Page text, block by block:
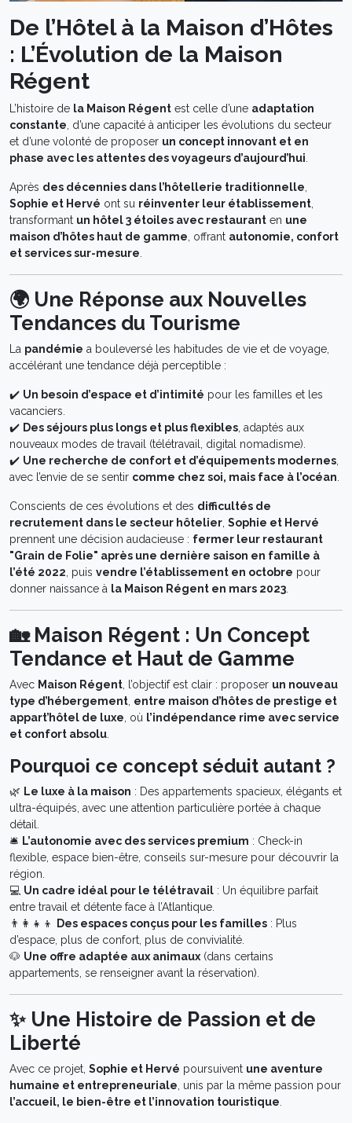
De l’Hôtel à la Maison d’Hôtes
: L’Évolution de la Maison
Régent
L’histoire de la Maison Régent est celle d’une adaptation
constante , d’une capacité à anticiper les évolutions du secteur
et d’une volonté de proposer un concept innovant et en
phase avec les attentes des voyageurs d’aujourd’hui
Après des décennies dans l’hôtellerie traditionnelle
Sophie et Hervé ont su réinventer leur établissement
transformant un hôtel 3 étoiles avec restaurant en une
maison d’hôtes haut de gamme , offrant autonomie, confort
et services sur-mesure
🌍 Une Réponse aux Nouvelles
Tendances du Tourisme
La pandémie a bouleversé les habitudes de vie et de voyage,
accélérant une tendance déjà perceptible :
✔️ Un besoin d’espace et d’intimité pour les familles et les
vacanciers.
✔️ Des séjours plus longs et plus flexibles , adaptés aux
nouveaux modes de travail (télétravail, digital nomadisme).
✔️ Une recherche de confort et d’équipements modernes
avec l’envie de se sentir comme chez soi, mais face à l’océan
Conscients de ces évolutions et des difficultés de
recrutement dans le secteur hôtelier Sophie et Hervé
prennent une décision audacieuse : fermer leur restaurant
"Grain de Folie" après une dernière saison en famille à
l’été 2022 , puis vendre l’établissement en octobre pour
donner naissance à la Maison Régent en mars 2023
🏡 Maison Régent : Un Concept
Tendance et Haut de Gamme
Avec Maison Régent , l’objectif est clair : proposer un nouveau
type d’hébergement entre maison d’hôtes de prestige et
appart’hôtel de luxe , où l’indépendance rime avec service
et confort absolu
Pourquoi ce concept séduit autant ?
🌿 Le luxe à la maison : Des appartements spacieux, élégants et
ultra-équipés, avec une attention particulière portée à chaque
détail.
🛎️ L’autonomie avec des services premium : Check-in
flexible, espace bien-être, conseils sur-mesure pour découvrir la
région.
💻 Un cadre idéal pour le télétravail : Un équilibre parfait
entre travail et détente face à l’Atlantique.
👨‍👩‍👧‍👦
Des espaces conçus pour les familles : Plus
d’espace, plus de confort, plus de convivialité.
🐶 Une offre adaptée aux animaux (dans certains
appartements, se renseigner avant la réservation).
✨ Une Histoire de Passion et de
Liberté
Avec ce projet, Sophie et Hervé poursuivent une aventure
humaine et entrepreneuriale , unis par la même passion pour
l’accueil, le bien-être et l’innovation touristique